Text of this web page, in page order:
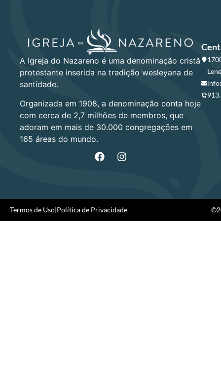
A Igreja do Nazareno é uma denominação cristã
protestante inserida na tradição wesleyana de
santidade.
Organizada em 1908, a denominação conta hoje
com cerca de 2,7 milhões de membros, que
adoram em mais de 30.000 congregações em
165 áreas do mundo.
Termos de Uso|Política de Privacidade